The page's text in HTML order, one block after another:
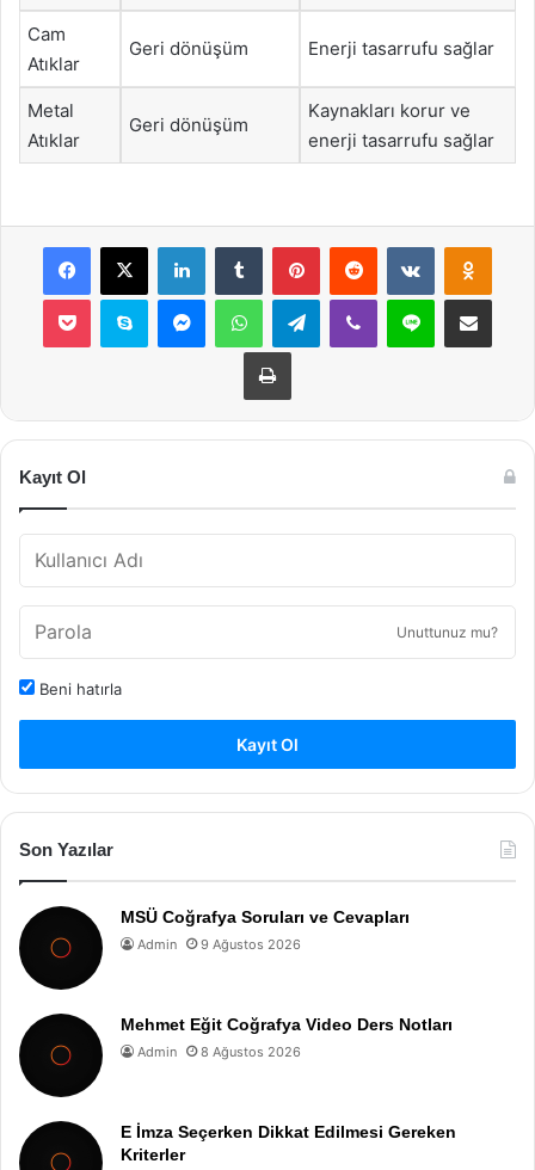
Cam
Atıklar
Geri dönüşüm Enerji tasarrufu sağlar
Metal
Atıklar
Geri dönüşüm
Kaynakları korur ve
enerji tasarrufu sağlar
Facebook
X LinkedInTumblr PinterestReddit VKontakte
Pocket Skype MessengerWhatsAppTelegramViber Line E-Posta ile
Yazdır
Kayıt Ol
Unuttunuz mu?
Beni hatırla
Kayıt Ol
Son Yazılar
MSÜ Coğrafya Soruları ve Cevapları
Admin 9 Ağustos 2026
Mehmet Eğit Coğrafya Video Ders Notları
Admin 8 Ağustos 2026
E İmza Seçerken Dikkat Edilmesi Gereken
Kriterler